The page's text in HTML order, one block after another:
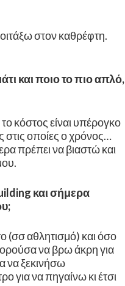
στον καθρέφτη.
και ποιο το πιο απλό,
κόστος είναι υπέρογκο
στις οποίες ο χρόνος…
πρέπει να βιαστώ και
και σήμερα
(σσ αθλητισμό) και όσο
να βρω άκρη για
να ξεκινήσω
για να πηγαίνω κι έτσι